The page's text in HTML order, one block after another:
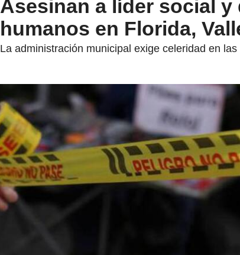
Asesinan a líder social
humanos en Florida,
La administración municipal exige celeridad en